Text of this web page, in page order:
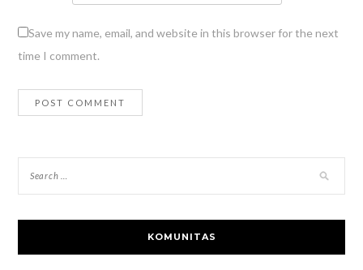
Save my name, email, and website in this browser for the next
time I comment.
KOMUNITAS